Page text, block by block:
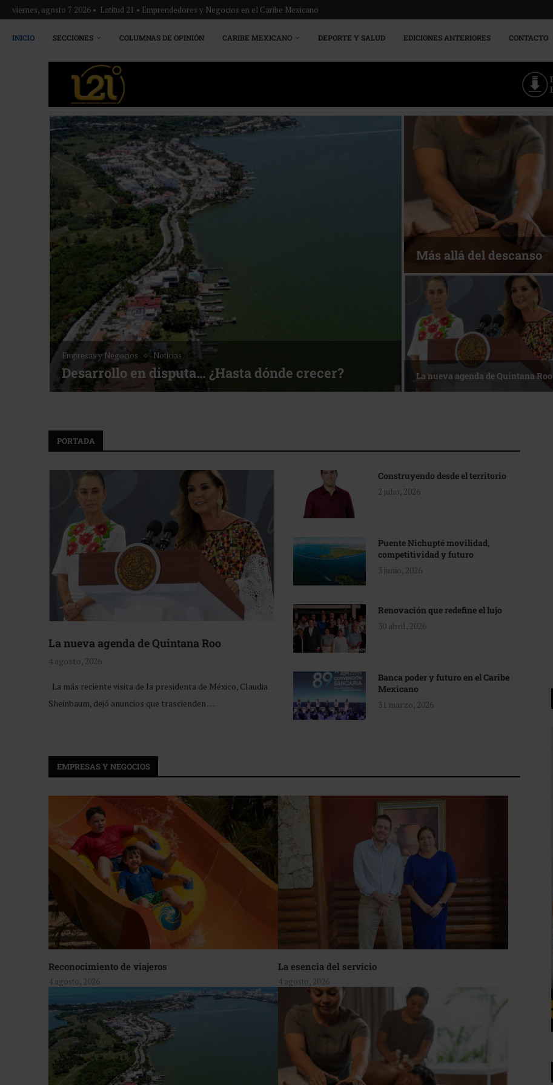
viernes, agosto 7 2026 • Latitud 21 • Emprendedores y Negocios en el Caribe Mexicano
INICIO SECCIONES COLUMNAS DE OPINIÓN CARIBE MEXICANO DEPORTE Y SALUD EDICIONES ANTERIORES CONTACTO
Empresas y Negocios Noticias
Desarrollo en disputa… ¿Hasta dónde crecer?
Más allá del descanso
La nueva agenda de Quintana Roo
PORTADA
La nueva agenda de Quintana Roo
4 agosto, 2026
La más reciente visita de la presidenta de México, Claudia
Sheinbaum, dejó anuncios que trascienden …
Construyendo desde el territorio
2 julio, 2026
Puente Nichupté movilidad,
competitividad y futuro
3 junio, 2026
Renovación que redefine el lujo
30 abril, 2026
Banca poder y futuro en el Caribe
Mexicano
31 marzo, 2026
EMPRESAS Y NEGOCIOS
Reconocimiento de viajeros
4 agosto, 2026
La esencia del servicio
4 agosto, 2026